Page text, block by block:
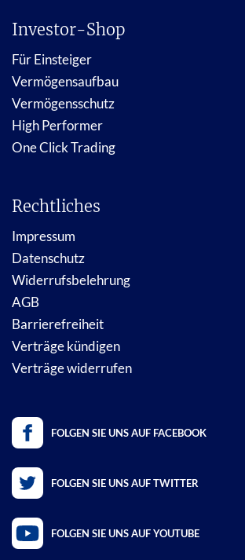
Investor-Shop
Für Einsteiger
Vermögensaufbau
Vermögensschutz
High Performer
One Click Trading
Rechtliches
Impressum
Datenschutz
Widerrufsbelehrung
AGB
Barrierefreiheit
Verträge kündigen
Verträge widerrufen
FOLGEN SIE UNS AUF FACEBOOK
FOLGEN SIE UNS AUF TWITTER
FOLGEN SIE UNS AUF YOUTUBE